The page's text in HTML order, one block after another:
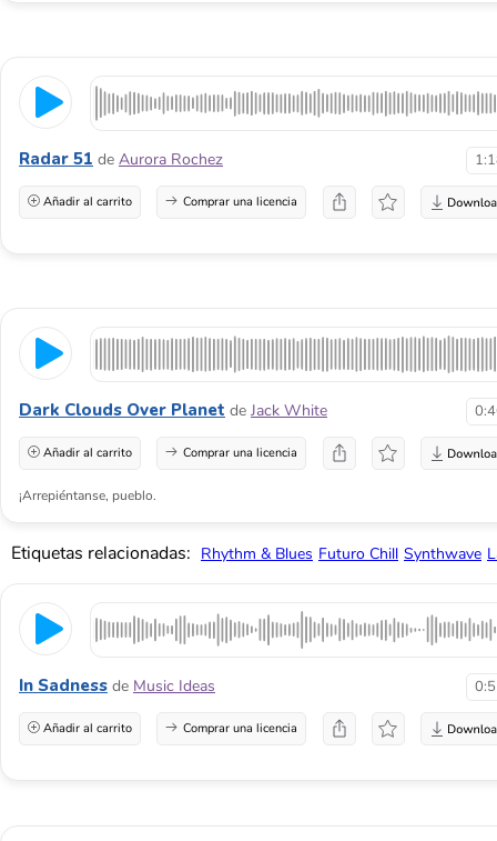
Radar 51 de Aurora Rochez
Añadir al carrito Comprar una licencia
Dark Clouds Over Planet de Jack White
Añadir al carrito Comprar una licencia
¡Arrepiéntanse, pueblo.
Etiquetas relacionadas: Rhythm & Blues Futuro Chill Synthwave
In Sadness de Music Ideas
Añadir al carrito Comprar una licencia